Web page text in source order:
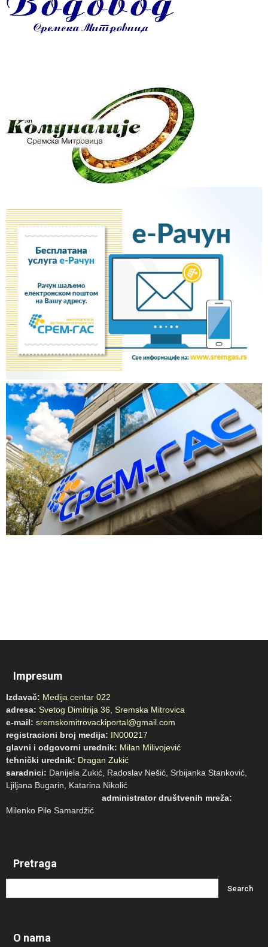
Impresum
Izdavač: Medija centar 022
adresa: Svetog Dimitrija 36, Sremska Mitrovica
e-mail: sremskomitrovackiportal@gmail.com
registracioni broj medija: IN000217
glavni i odgovorni urednik: Milan Milivojević
tehnički urednik: Dragan Zukić
saradnici: Danijela Zukić, Radoslav Nešić, Srbijanka Stanković,
Ljiljana Bugarin, Katarina Nikolić
administrator društvenih mreža:
Milenko Pile Samardžić
Pretraga
O nama